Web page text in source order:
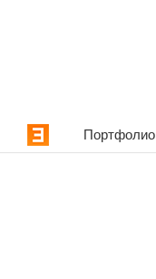
Портфолио